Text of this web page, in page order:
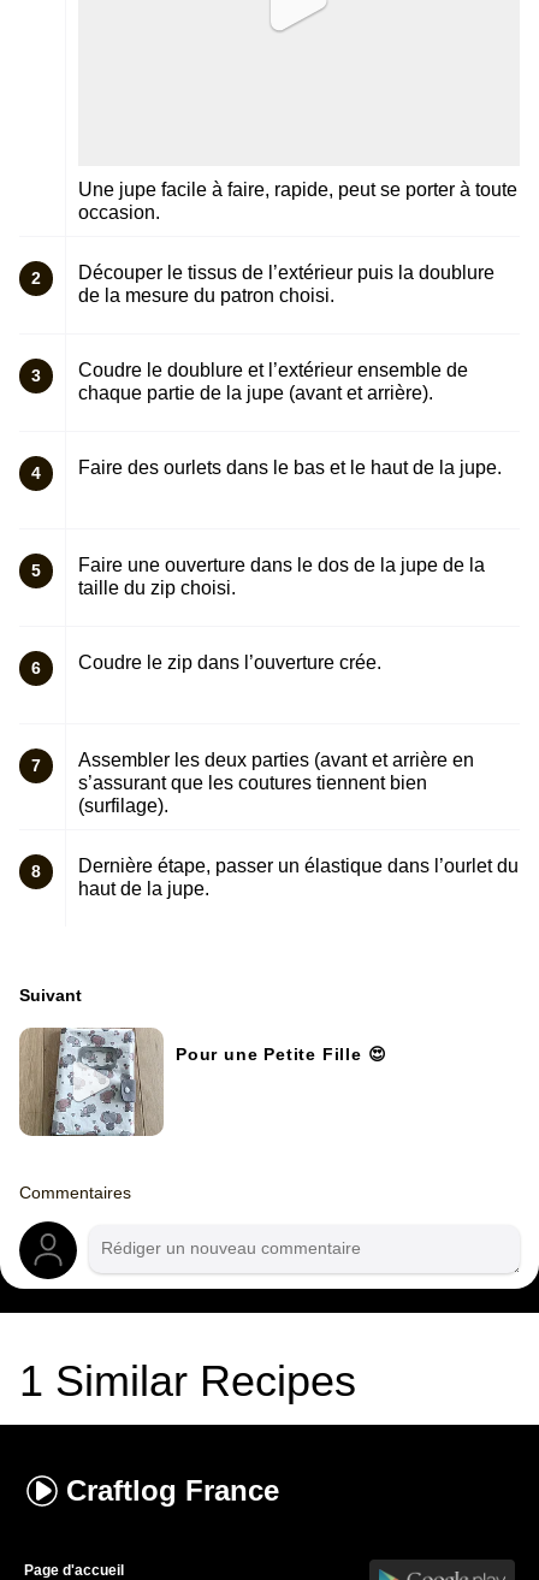
Une jupe facile à faire, rapide, peut se porter à toute
occasion.
2
Découper le tissus de l’extérieur puis la doublure
de la mesure du patron choisi.
3
Coudre le doublure et l’extérieur ensemble de
chaque partie de la jupe (avant et arrière).
4 Faire des ourlets dans le bas et le haut de la jupe.
5
Faire une ouverture dans le dos de la jupe de la
taille du zip choisi.
6 Coudre le zip dans l’ouverture crée.
7
Assembler les deux parties (avant et arrière en
s’assurant que les coutures tiennent bien
(surfilage).
8
Dernière étape, passer un élastique dans l’ourlet du
haut de la jupe.
Suivant
Pour une Petite Fille 😍
Commentaires
1 Similar Recipes
Craftlog France
Page d'accueil